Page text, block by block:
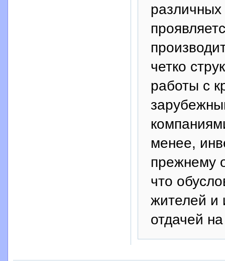
четко
работы с
менее,
прежнему
что
жителей и
отдачей